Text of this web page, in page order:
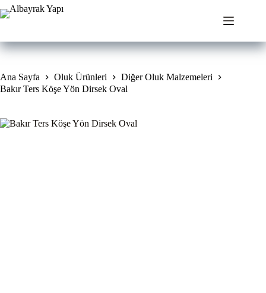
Skip
to
Ana Sayfa Oluk Ürünleri
Diğer Oluk Malzemeleri
Bakır Ters Köşe Yön Dirsek Oval